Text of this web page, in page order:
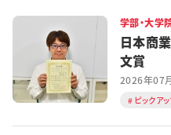
学部・大学
日本商
文賞
2026年07
ピックア